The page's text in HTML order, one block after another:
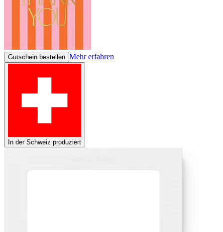
Gutschein bestellen Mehr erfahren
In der Schweiz produziert